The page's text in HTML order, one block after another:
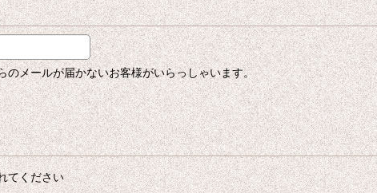
メールが届かないお客様がいらっしゃいます。
てください